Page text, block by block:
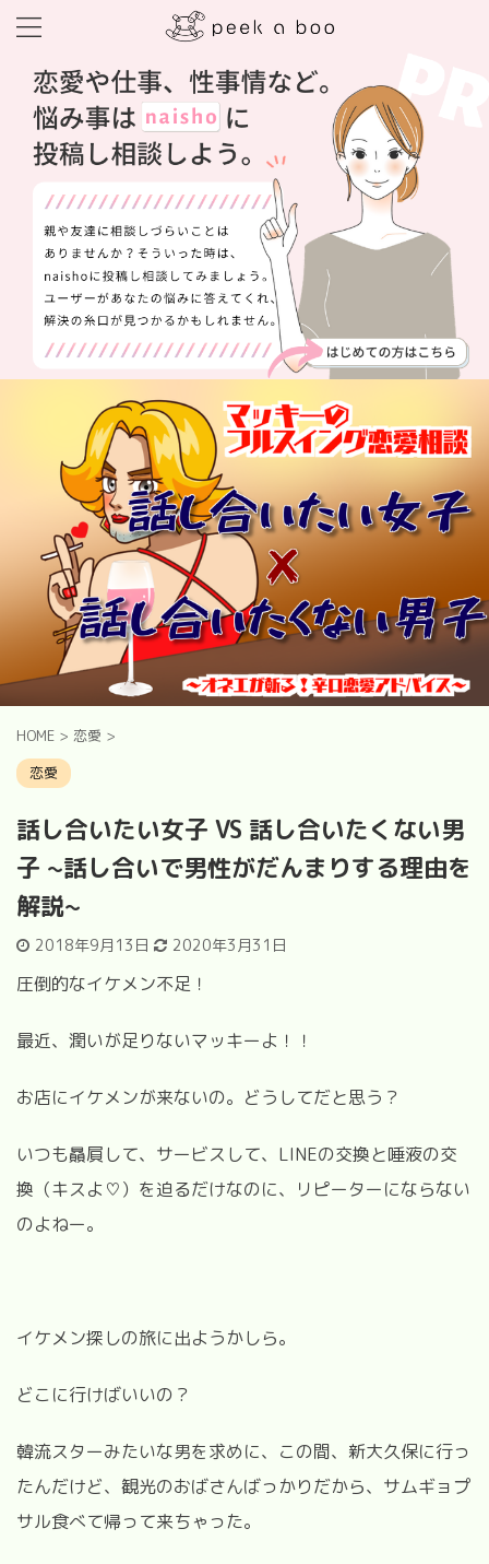
HOME > 恋愛 >
恋愛
話し合いたい女子 VS 話し合いたくない男
子 ~話し合いで男性がだんまりする理由を
解説~
2018年9月13日 2020年3月31日
圧倒的なイケメン不足！
最近、潤いが足りないマッキーよ！！
お店にイケメンが来ないの。どうしてだと思う？
いつも贔屓して、サービスして、LINEの交換と唾液の交
換（キスよ♡）を迫るだけなのに、リピーターにならない
のよねー。
イケメン探しの旅に出ようかしら。
どこに行けばいいの？
韓流スターみたいな男を求めに、この間、新大久保に行っ
たんだけど、観光のおばさんばっかりだから、サムギョプ
サル食べて帰って来ちゃった。